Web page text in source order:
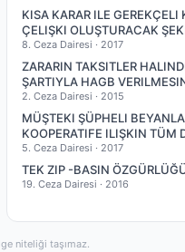
KISA KARAR ILE GEREKÇELI
ÇELIŞKI OLUŞTURACAK
8. Ceza Dairesi · 2017
ZARARIN TAKSITLER
ŞARTIYLA HAGB
2. Ceza Dairesi · 2015
MÜŞTEKI ŞÜPHELI
KOOPERATIFE ILIŞKIN TÜM
5. Ceza Dairesi · 2017
TEK ZIP -BASIN
19. Ceza Dairesi · 2016
niteliği taşımaz.